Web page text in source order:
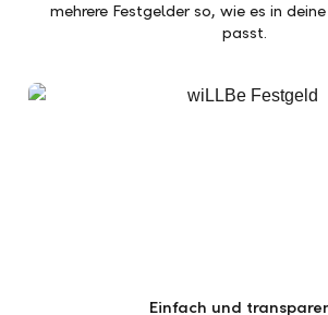
mehrere Festgelder so, wie es in
passt.
Einfach und